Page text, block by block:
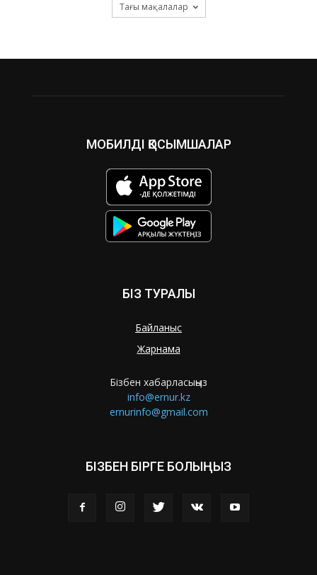
Тағы мақалалар
МОБИЛДІ ҚОСЫМШАЛАР
БІЗ ТУРАЛЫ
Байланыс
Жарнама
Бізбен хабарласыңыз
info@ernur.kz
ernurinfo@gmail.com
БІЗБЕН БІРГЕ БОЛЫҢЫЗ